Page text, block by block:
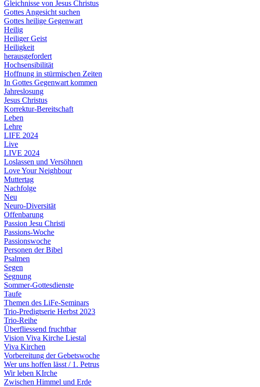
Gleichnisse von Jesus Christus
Gottes Angesicht suchen
Gottes heilige Gegenwart
Heilig
Heiliger Geist
Heiligkeit
herausgefordert
Hochsensibilität
Hoffnung in stürmischen Zeiten
In Gottes Gegenwart kommen
Jahreslosung
Jesus Christus
Korrektur-Bereitschaft
Leben
Lehre
LIFE 2024
Live
LIVE 2024
Loslassen und Versöhnen
Love Your Neighbour
Muttertag
Nachfolge
Neu
Neuro-Diversität
Offenbarung
Passion Jesu Christi
Passions-Woche
Passionswoche
Personen der Bibel
Psalmen
Segen
Segnung
Sommer-Gottesdienste
Taufe
Themen des LiFe-Seminars
Trio-Predigtserie Herbst 2023
Trio-Reihe
Überfliessend fruchtbar
Vision Viva Kirche Liestal
Viva Kirchen
Vorbereitung der Gebetswoche
Wer uns hoffen lässt / 1. Petrus
Wir leben KIrche
Zwischen Himmel und Erde